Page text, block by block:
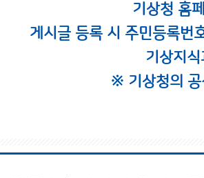
기상청 홈
게시글 등록 시 주민등록번
기상지
※ 기상청의 공